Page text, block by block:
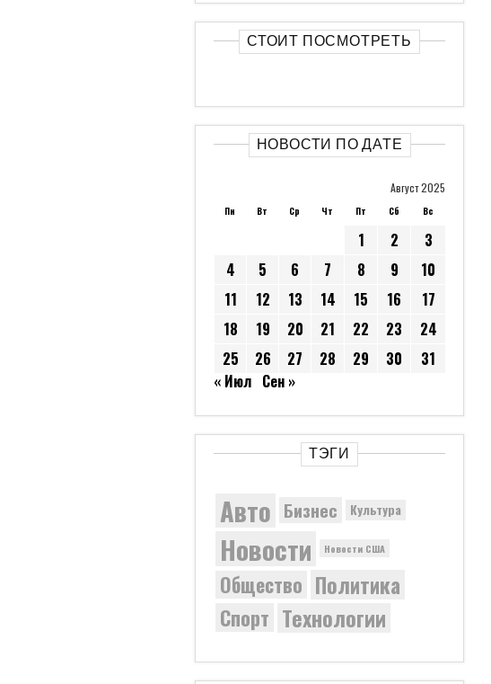
СТОИТ ПОСМОТРЕТЬ
НОВОСТИ ПО ДАТЕ
Август 2025
Пн Вт Ср Чт Пт Сб Вс
1 2
3
4
5 6 7 8 9
10
11
12 13 14 15 16
17
18
19 20 21 22 23
24
25
26 27 28 29 30
31
« Июл Сен »
ТЭГИ
Авто Бизнес Культура
Новости Новости США
Общество Политика
Спорт Технологии